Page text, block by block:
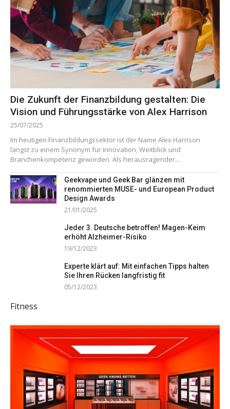
Die Zukunft der Finanzbildung gestalten: Die
Vision und Führungsstärke von Alex Harrison
25/07/2025
Im heutigen Finanzbildungssektor ist der Name Alex Harrison
längst zu einem Synonym für Innovation, Weitblick und
Branchenkompetenz geworden. Als herausragender...
Geekvape und Geek Bar glänzen mit
renommierten MUSE- und European Product
Design Awards
21/01/2025
Jeder 3. Deutsche betroffen! Magen-Keim
erhöht Alzheimer-Risiko
19/12/2023
Experte klärt auf: Mit einfachen Tipps halten
Sie Ihren Rücken langfristig fit
05/12/2023
Fitness